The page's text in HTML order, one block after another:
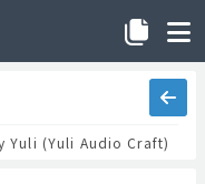
Yuli (Yuli Audio Craft)